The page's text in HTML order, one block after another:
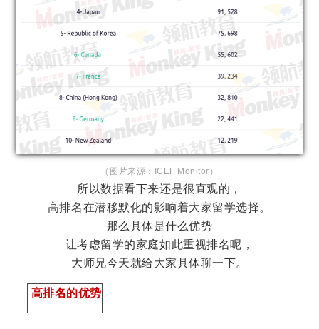
（图片来源：ICEF Monitor）
所以数据看下来还是很直观的，
高排名在潜移默化的影响着大家留学选择。
那么具体是什么优势
让考虑留学的家庭如此重视排名呢，
大师兄今天就给大家具体聊一下。
高排名的优势